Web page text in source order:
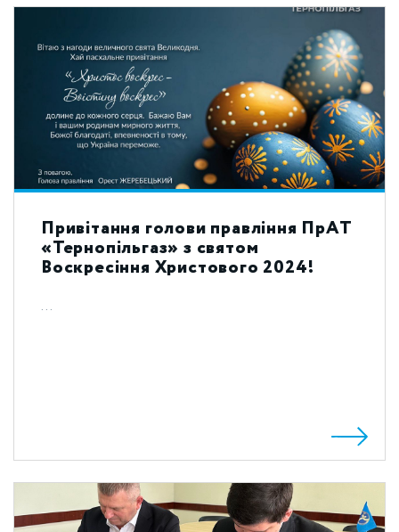
Привітання голови правління ПрАТ
«Тернопільгаз» з святом
Воскресіння Христового 2024!
...